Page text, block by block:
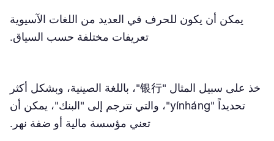
يمكن أن يكون للحرف في العديد من اللغات الآسيوية
تعريفات مختلفة حسب السياق.
خذ على سبيل المثال "银行"، باللغة الصينية، وبشكل أكثر
تحديداً "yínháng"، والتي تترجم إلى "البنك"، يمكن أن
تعني مؤسسة مالية أو ضفة نهر.